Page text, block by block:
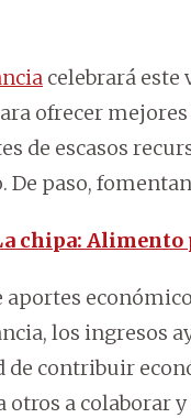
celebrará este
ofrecer
de escasos
De paso,
chipa: Alimento
aportes
los ingresos
de contribuir
otros a colaborar